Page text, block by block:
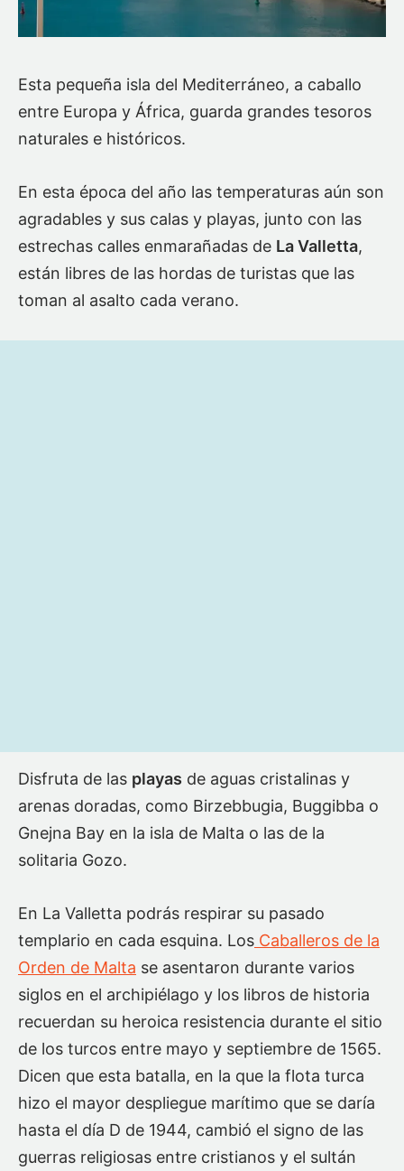
Esta pequeña isla del Mediterráneo, a caballo
entre Europa y África, guarda grandes tesoros
naturales e históricos.
En esta época del año las temperaturas aún son
agradables y sus calas y playas, junto con las
estrechas calles enmarañadas de La Valletta,
están libres de las hordas de turistas que las
toman al asalto cada verano.
Disfruta de las playas de aguas cristalinas y
arenas doradas, como Birzebbugia, Buggibba o
Gnejna Bay en la isla de Malta o las de la
solitaria Gozo.
En La Valletta podrás respirar su pasado
templario en cada esquina. Los Caballeros de la
Orden de Malta se asentaron durante varios
siglos en el archipiélago y los libros de historia
recuerdan su heroica resistencia durante el sitio
de los turcos entre mayo y septiembre de 1565.
Dicen que esta batalla, en la que la flota turca
hizo el mayor despliegue marítimo que se daría
hasta el día D de 1944, cambió el signo de las
guerras religiosas entre cristianos y el sultán